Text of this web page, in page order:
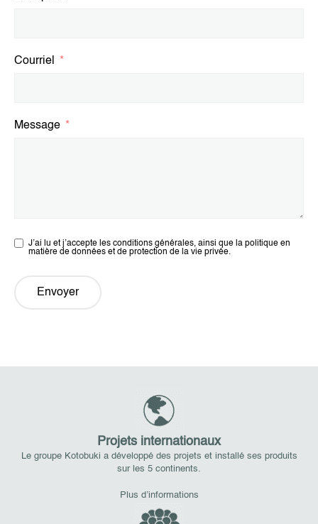
Courriel
Message
J’ai lu et j’accepte les conditions générales, ainsi que la politique en
matière de données et de protection de la vie privée.
Envoyer
Projets internationaux
Le groupe Kotobuki a développé des projets et installé ses produits
sur les 5 continents.
Plus d’informations